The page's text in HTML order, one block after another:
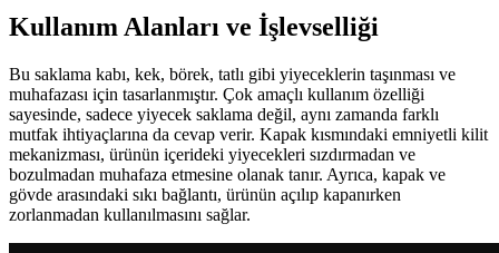
Kullanım Alanları ve İşlevselliği
Bu saklama kabı, kek, börek, tatlı gibi yiyeceklerin taşınması ve
muhafazası için tasarlanmıştır. Çok amaçlı kullanım özelliği
sayesinde, sadece yiyecek saklama değil, aynı zamanda farklı
mutfak ihtiyaçlarına da cevap verir. Kapak kısmındaki emniyetli kilit
mekanizması, ürünün içerideki yiyecekleri sızdırmadan ve
bozulmadan muhafaza etmesine olanak tanır. Ayrıca, kapak ve
gövde arasındaki sıkı bağlantı, ürünün açılıp kapanırken
zorlanmadan kullanılmasını sağlar.